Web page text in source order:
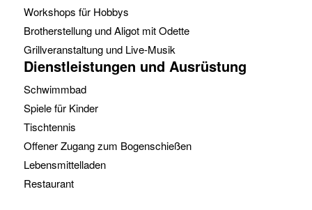
Workshops für Hobbys
Brotherstellung und Aligot mit Odette
Grillveranstaltung und Live-Musik
Dienstleistungen und Ausrüstung
Schwimmbad
Spiele für Kinder
Tischtennis
Offener Zugang zum Bogenschießen
Lebensmittelladen
Restaurant